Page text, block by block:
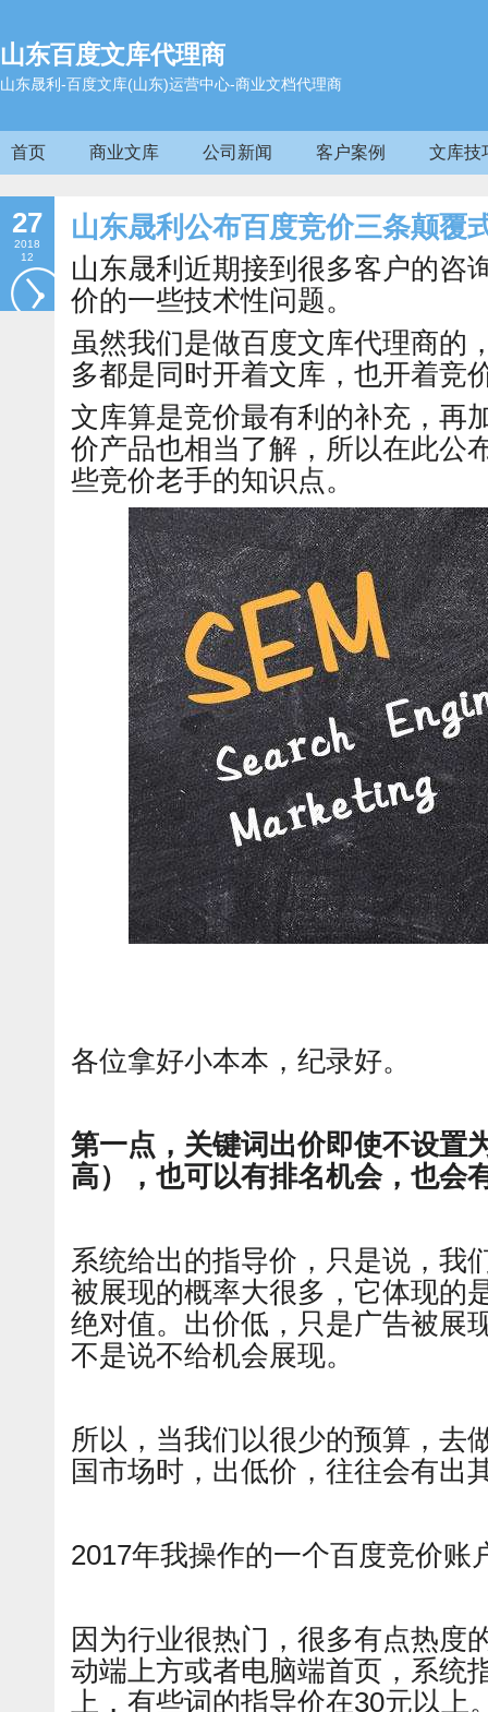
山东百度文库代理商
山东晟利-百度文库(山东)运营中心-商业文档代理商
首页 商业文库 公司新闻 客户案例 文库技
27
2018
12
山东晟利公布百度竞价三条颠覆
山东晟利近期接到很多客户的咨
价的一些技术性问题。
虽然我们是做百度文库代理商的
多都是同时开着文库，也开着竞
文库算是竞价最有利的补充，再
价产品也相当了解，所以在此公
些竞价老手的知识点。
各位拿好小本本，纪录好。
第一点，关键词出价即使不设置
高），也可以有排名机会，也会
系统给出的指导价，只是说，我
被展现的概率大很多，它体现的
绝对值。出价低，只是广告被展
不是说不给机会展现。
所以，当我们以很少的预算，去
国市场时，出低价，往往会有出
2017年我操作的一个百度竞价账
因为行业很热门，很多有点热度
动端上方或者电脑端首页，系统
上，有些词的指导价在30元以上